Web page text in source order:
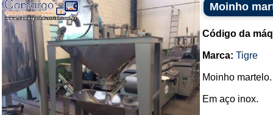
Moinho
Código da
Marca: Tigre
Moinho martelo.
Em aço inox.